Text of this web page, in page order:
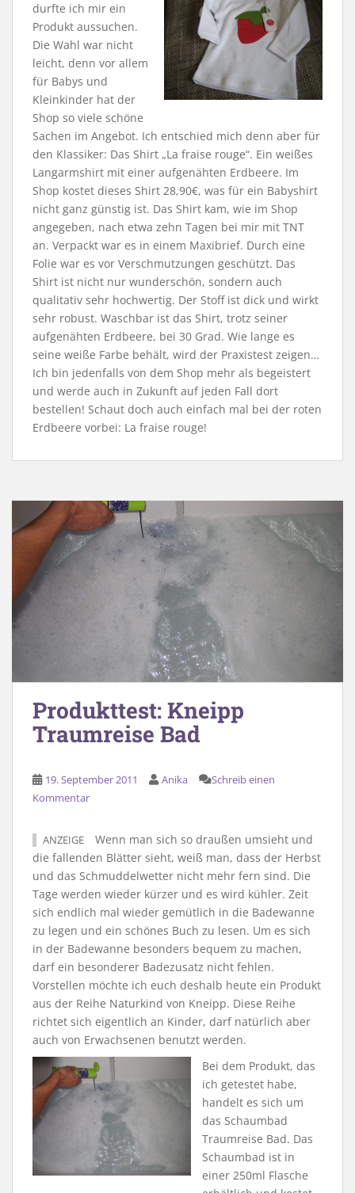
durfte ich mir ein
Produkt aussuchen.
Die Wahl war nicht
leicht, denn vor allem
für Babys und
Kleinkinder hat der
Shop so viele schöne
Sachen im Angebot. Ich entschied mich denn aber für
den Klassiker: Das Shirt „La fraise rouge“. Ein weißes
Langarmshirt mit einer aufgenähten Erdbeere. Im
Shop kostet dieses Shirt 28,90€, was für ein Babyshirt
nicht ganz günstig ist. Das Shirt kam, wie im Shop
angegeben, nach etwa zehn Tagen bei mir mit TNT
an. Verpackt war es in einem Maxibrief. Durch eine
Folie war es vor Verschmutzungen geschützt. Das
Shirt ist nicht nur wunderschön, sondern auch
qualitativ sehr hochwertig. Der Stoff ist dick und wirkt
sehr robust. Waschbar ist das Shirt, trotz seiner
aufgenähten Erdbeere, bei 30 Grad. Wie lange es
seine weiße Farbe behält, wird der Praxistest zeigen…
Ich bin jedenfalls von dem Shop mehr als begeistert
und werde auch in Zukunft auf jeden Fall dort
bestellen! Schaut doch auch einfach mal bei der roten
Erdbeere vorbei: La fraise rouge!
Produkttest: Kneipp
Traumreise Bad
19. September 2011 Anika
Schreib einen
Kommentar
ANZEIGE
Wenn man sich so draußen umsieht und
die fallenden Blätter sieht, weiß man, dass der Herbst
und das Schmuddelwetter nicht mehr fern sind. Die
Tage werden wieder kürzer und es wird kühler. Zeit
sich endlich mal wieder gemütlich in die Badewanne
zu legen und ein schönes Buch zu lesen. Um es sich
in der Badewanne besonders bequem zu machen,
darf ein besonderer Badezusatz nicht fehlen.
Vorstellen möchte ich euch deshalb heute ein Produkt
aus der Reihe Naturkind von Kneipp. Diese Reihe
richtet sich eigentlich an Kinder, darf natürlich aber
auch von Erwachsenen benutzt werden.
Bei dem Produkt, das
ich getestet habe,
handelt es sich um
das Schaumbad
Traumreise Bad. Das
Schaumbad ist in
einer 250ml Flasche